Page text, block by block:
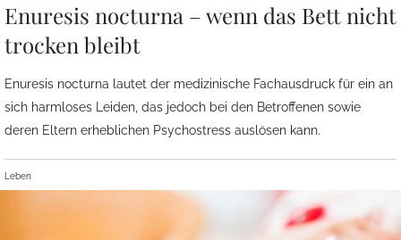
Enuresis nocturna – wenn das Bett nicht
trocken bleibt
Enuresis nocturna lautet der medizinische Fachausdruck für ein an
sich harmloses Leiden, das jedoch bei den Betroffenen sowie
deren Eltern erheblichen Psychostress auslösen kann.
Leben